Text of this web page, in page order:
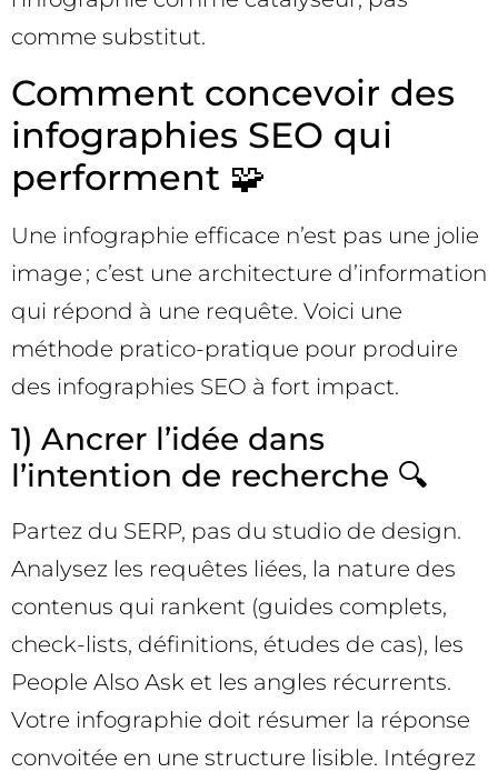
comme substitut.
Comment concevoir des
infographies SEO qui
performent 🧩
Une infographie efficace n’est pas une jolie
image ; c’est une architecture d’information
qui répond à une requête. Voici une
méthode pratico-pratique pour produire
des infographies SEO à fort impact.
1) Ancrer l’idée dans
l’intention de recherche 🔍
Partez du SERP, pas du studio de design.
Analysez les requêtes liées, la nature des
contenus qui rankent (guides complets,
check-lists, définitions, études de cas), les
People Also Ask et les angles récurrents.
Votre infographie doit résumer la réponse
convoitée en une structure lisible. Intégrez